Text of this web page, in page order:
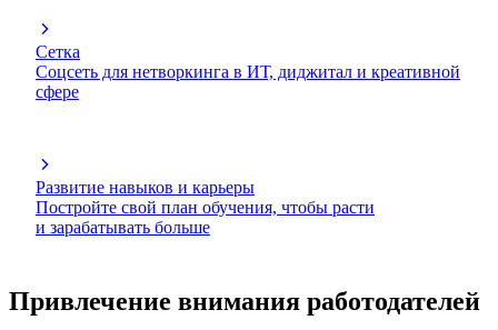
Сетка
Соцсеть для нетворкинга в ИТ, диджитал и креативной
сфере
Развитие навыков и карьеры
Постройте свой план обучения, чтобы расти
и зарабатывать больше
Привлечение внимания работодателей